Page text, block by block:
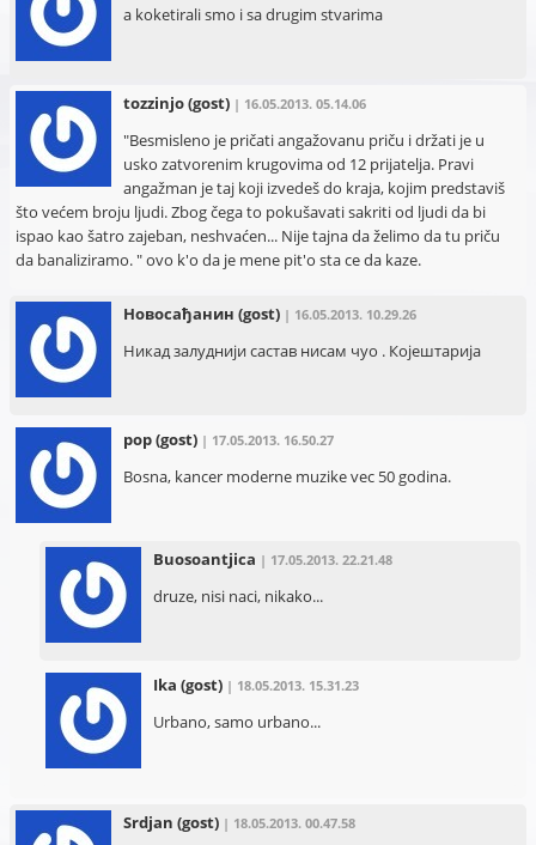
a koketirali smo i sa drugim stvarima
tozzinjo(gost) | 16.05.2013. 05.14.06
"Besmisleno je pričati angažovanu priču i držati je u
usko zatvorenim krugovima od 12 prijatelja. Pravi
angažman je taj koji izvedeš do kraja, kojim predstaviš
što većem broju ljudi. Zbog čega to pokušavati sakriti od ljudi da bi
ispao kao šatro zajeban, neshvaćen... Nije tajna da želimo da tu priču
da banaliziramo. " ovo k'o da je mene pit'o sta ce da kaze.
Новосађанин (gost) | 16.05.2013. 10.29.26
Никад залуднији састав нисам чуо . Којештарија
pop(gost) | 17.05.2013. 16.50.27
Bosna, kancer moderne muzike vec 50 godina.
Buosoantjica | 17.05.2013. 22.21.48
druze, nisi naci, nikako...
Ika (gost) | 18.05.2013. 15.31.23
Urbano, samo urbano...
Srdjan (gost) | 18.05.2013. 00.47.58